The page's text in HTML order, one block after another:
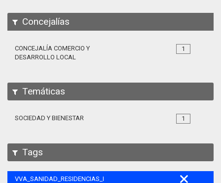
Concejalías
1
CONCEJALÍA COMERCIO Y
DESARROLLO LOCAL
Temáticas
1
SOCIEDAD Y BIENESTAR
Tags
VVA_SANIDAD_RESIDENCIAS_MAYORES_105